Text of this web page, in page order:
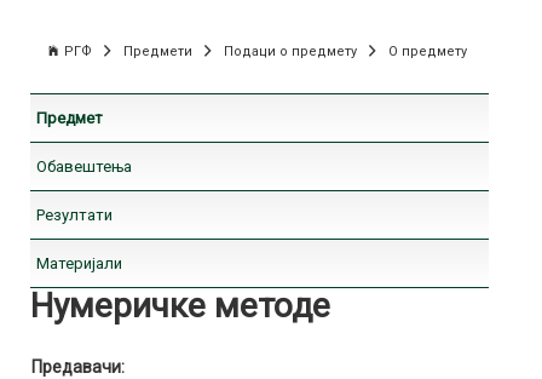
РГФ Предмети Подаци о предмету О предмету
Предмет
Обавештења
Резултати
Материјали
Нумеричке методе
Предавачи: